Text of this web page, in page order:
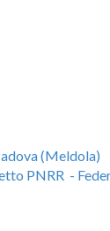
(Meldola)
PNRR -